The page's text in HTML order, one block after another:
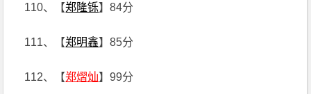
110、【郑隆铄】84分
111、【郑明鑫】85分
112、【郑熠灿】99分